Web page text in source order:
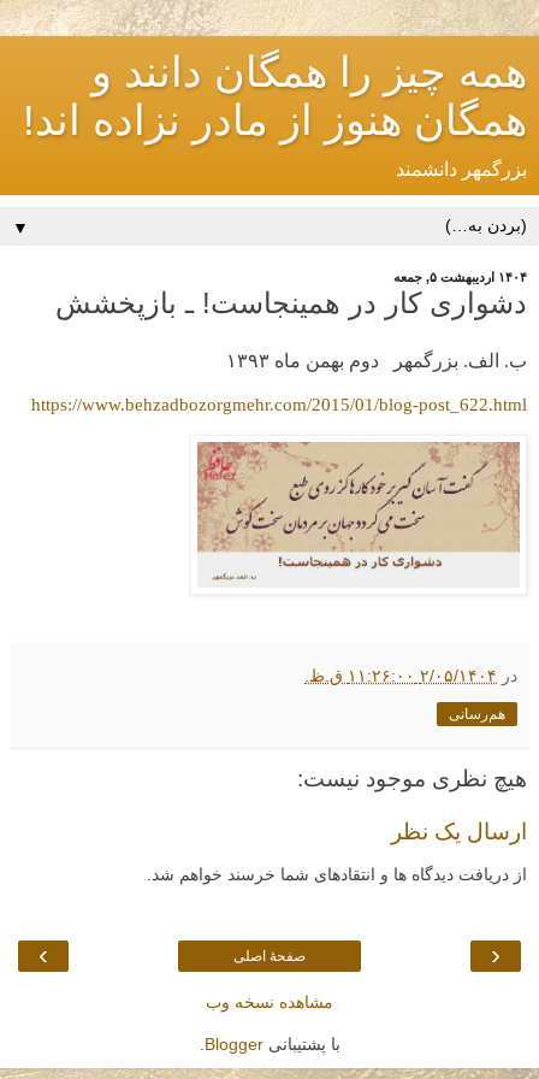
همه چیز را همگان دانند و
همگان هنوز از مادر نزاده اند!
بزرگمهر دانشمند
▼
۱۴۰۴ اردیبهشت ۵, جمعه
دشواری کار در همینجاست! ـ بازپخشش
ب. الف. بزرگمهر دوم بهمن ماه ۱۳۹۳
https://www.behzadbozorgmehr.com/2015/01/blog-post_622.html
در ۲/۰۵/۱۴۰۴ ۱۱:۲۶:۰۰ ق.ظ.
هم‌رسانی
هیچ نظری موجود نیست:
ارسال یک نظر
از دریافت دیدگاه ها و انتقادهای شما خرسند خواهم شد.
‹
› صفحهٔ اصلی
مشاهده نسخه وب
با پشتیبانیBlogger